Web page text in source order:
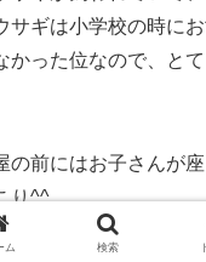
サギは小学校の時に
かった位なので、と
の前にはお子さんが
り^^
ム 検索